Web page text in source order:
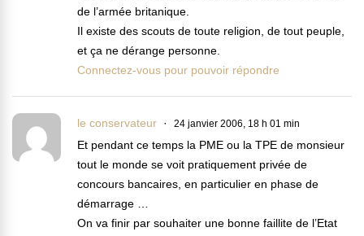
de l’armée britanique.
Il existe des scouts de toute religion, de tout peuple,
et ça ne dérange personne.
Connectez-vous pour pouvoir répondre
le conservateur 24 janvier 2006, 18 h 01 min
Et pendant ce temps la PME ou la TPE de monsieur
tout le monde se voit pratiquement privée de
concours bancaires, en particulier en phase de
démarrage …
On va finir par souhaiter une bonne faillite de l’Etat